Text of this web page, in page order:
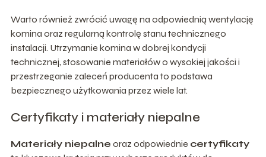
Warto również zwrócić uwagę na odpowiednią wentylację
komina oraz regularną kontrolę stanu technicznego
instalacji. Utrzymanie komina w dobrej kondycji
technicznej, stosowanie materiałów o wysokiej jakości i
przestrzeganie zaleceń producenta to podstawa
bezpiecznego użytkowania przez wiele lat.
Certyfikaty i materiały niepalne
Materiały niepalne oraz odpowiednie certyfikaty